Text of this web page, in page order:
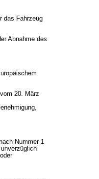
das Fahrzeug
Abnahme des
20. März
Nummer 1